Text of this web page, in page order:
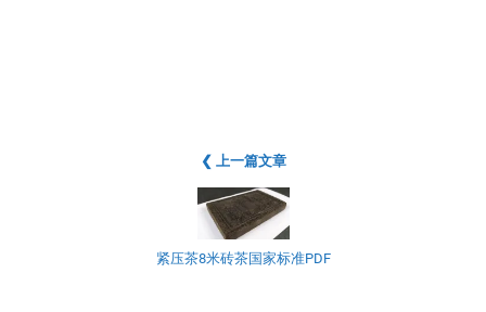
❮ 上一篇文章
紧压茶8米砖茶国家标准PDF